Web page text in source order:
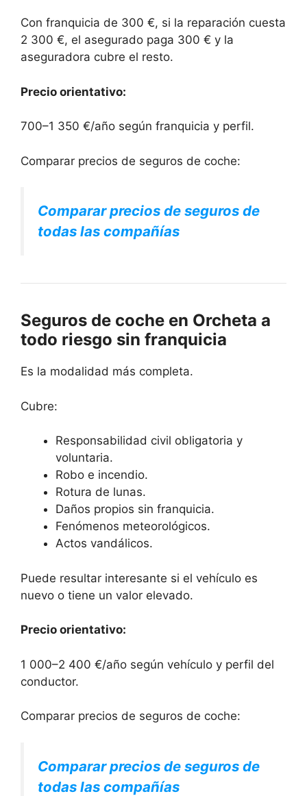
Con franquicia de 300 €, si la reparación cuesta
2 300 €, el asegurado paga 300 € y la
aseguradora cubre el resto.
Precio orientativo:
700–1 350 €/año según franquicia y perfil.
Comparar precios de seguros de coche:
Comparar precios de seguros de
todas las compañías
Seguros de coche en Orcheta a
todo riesgo sin franquicia
Es la modalidad más completa.
Cubre:
Responsabilidad civil obligatoria y
voluntaria.
Robo e incendio.
Rotura de lunas.
Daños propios sin franquicia.
Fenómenos meteorológicos.
Actos vandálicos.
Puede resultar interesante si el vehículo es
nuevo o tiene un valor elevado.
Precio orientativo:
1 000–2 400 €/año según vehículo y perfil del
conductor.
Comparar precios de seguros de coche:
Comparar precios de seguros de
todas las compañías